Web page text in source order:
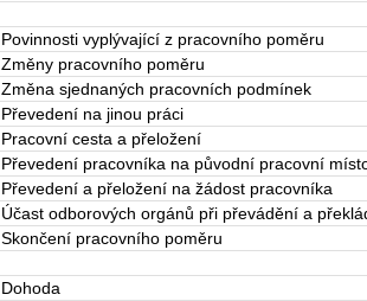
Povinnosti vyplývající z pracovního poměru
Změny pracovního poměru
Změna sjednaných pracovních podmínek
Převedení na jinou práci
Pracovní cesta a přeložení
Převedení pracovníka na původní pracovní
Převedení a přeložení na žádost pracovníka
Účast odborových orgánů při převádění a
Skončení pracovního poměru
Dohoda